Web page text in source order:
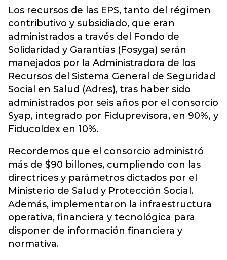
Los recursos de las EPS, tanto del régimen
contributivo y subsidiado, que eran
administrados a través del Fondo de
Solidaridad y Garantías (Fosyga) serán
manejados por la Administradora de los
Recursos del Sistema General de Seguridad
Social en Salud (Adres), tras haber sido
administrados por seis años por el consorcio
Syap, integrado por Fiduprevisora, en 90%, y
Fiducoldex en 10%.
Recordemos que el consorcio administró
más de $90 billones, cumpliendo con las
directrices y parámetros dictados por el
Ministerio de Salud y Protección Social.
Además, implementaron la infraestructura
operativa, financiera y tecnológica para
disponer de información financiera y
normativa.